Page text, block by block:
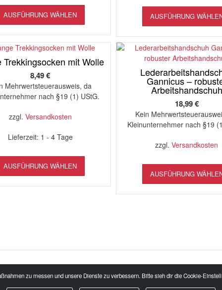
AUSFÜHRUNG WÄHLEN
mehrere
Varianten
auf.
Die
können
auf
AUSFÜHRUNG
Trekkingsocken mit Wolle
8,49€
Mehrwertsteuerausweis, da
nach §19 (1) UStG.
zzgl. Versandkosten
Lieferzeit: 1 - 4 Tage
AUSFÜHRUNG WÄHLEN
mehrere
auf
Produktseite
Gannicus –
Arbeitshandschuh
18,99€
Kein
Kleinunternehmer nach §19
zzgl.Versandkosten
AUSFÜHRUNG
zu messen und unsere Dienste zu verbessern. Bitte sieh dir die Cookie-